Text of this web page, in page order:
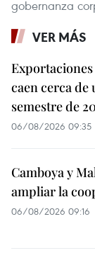
gobernanza
VER MÁS
caen cerca de
semestre de
06/08/2026 09:35
Camboya y
ampliar la
06/08/2026 09:16